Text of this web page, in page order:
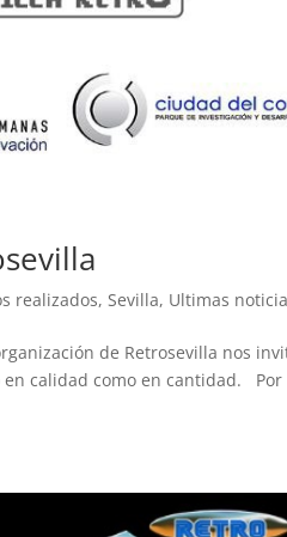
realizados, Sevilla, Ultimas
de Retrosevilla nos
calidad como en cantidad.